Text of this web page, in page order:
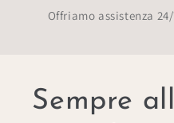
Offriamo assistenza
Sempre